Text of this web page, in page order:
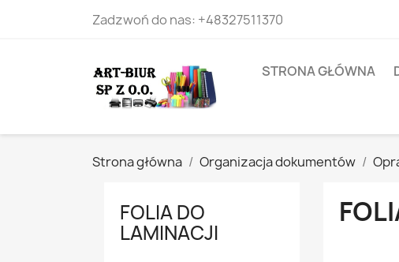
Zadzwoń do nas: +48327511370
STRONA GŁÓWNA
Strona główna Organizacja dokumentów
FOLIA DO
LAMINACJI